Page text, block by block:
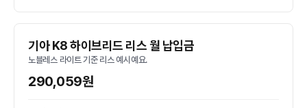
기아 K8 하이브리드 리스 월 납입금
노블레스 라이트 기준 리스 예시예요.
290,059원